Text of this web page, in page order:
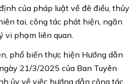
của pháp luật về đê điều, thủy
tai, công tác phát hiện, ngăn
vi phạm liên quan.
phổ biến thực hiện Hướng dẫn
21/3/2025 của Ban Tuyên
ủy về việc hướng dẫn công tác